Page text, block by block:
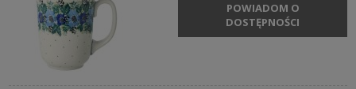
POWIADOM O
DOSTĘPNOŚCI